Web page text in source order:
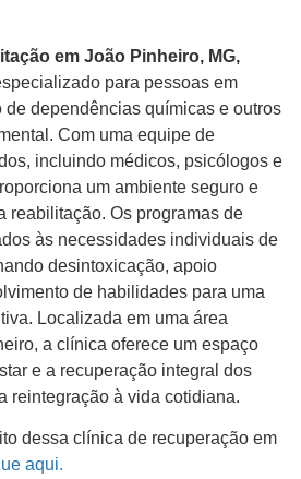
em João Pinheiro, MG,
para pessoas em
de dependências químicas e outros
Com uma equipe de
incluindo médicos, psicólogos e
um ambiente seguro e
reabilitação. Os programas de
às necessidades individuais de
desintoxicação, apoio
de habilidades para uma
Localizada em uma área
a clínica oferece um espaço
e a recuperação integral dos
reintegração à vida cotidiana.
dessa clínica de recuperação em
aqui.